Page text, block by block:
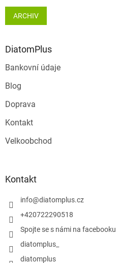
ARCHIV
DiatomPlus
Bankovní údaje
Blog
Doprava
Kontakt
Velkoobchod
Kontakt
info@diatomplus.cz
+420722290518
Spojte se s námi na facebooku
diatomplus_
diatomplus